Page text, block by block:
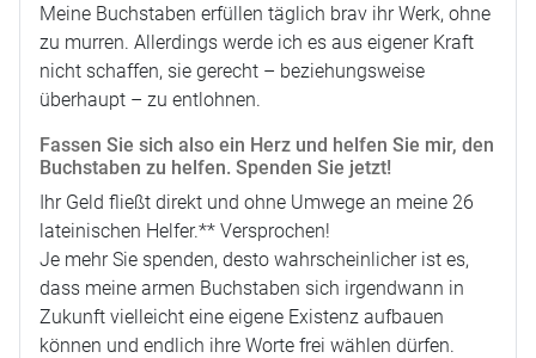
Meine Buchstaben erfüllen täglich brav ihr Werk, ohne
zu murren. Allerdings werde ich es aus eigener Kraft
nicht schaffen, sie gerecht – beziehungsweise
überhaupt – zu entlohnen.
Fassen Sie sich also ein Herz und helfen Sie mir, den
Buchstaben zu helfen. Spenden Sie jetzt!
Ihr Geld fließt direkt und ohne Umwege an meine 26
lateinischen Helfer.** Versprochen!
Je mehr Sie spenden, desto wahrscheinlicher ist es,
dass meine armen Buchstaben sich irgendwann in
Zukunft vielleicht eine eigene Existenz aufbauen
können und endlich ihre Worte frei wählen dürfen.